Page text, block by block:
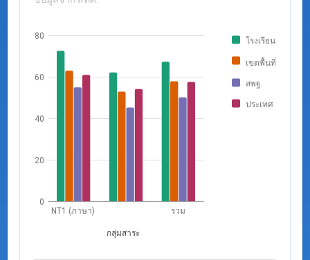
โรงเรียน
เขตพื้นที่
สพฐ.
ประเทศ
NT1 (ภาษา) รวม
กลุ่มสาระ
0
20
40
60
80